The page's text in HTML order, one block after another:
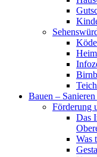
Bauen –
Förderung
Das
Was